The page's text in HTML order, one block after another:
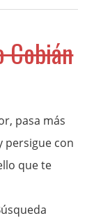
Cobián
pasa más
persigue con
que te